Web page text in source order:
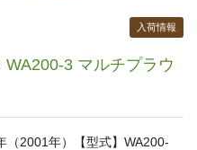
WA200-3 マルチプラウ
入荷情報
（2001年）【型式】WA200-